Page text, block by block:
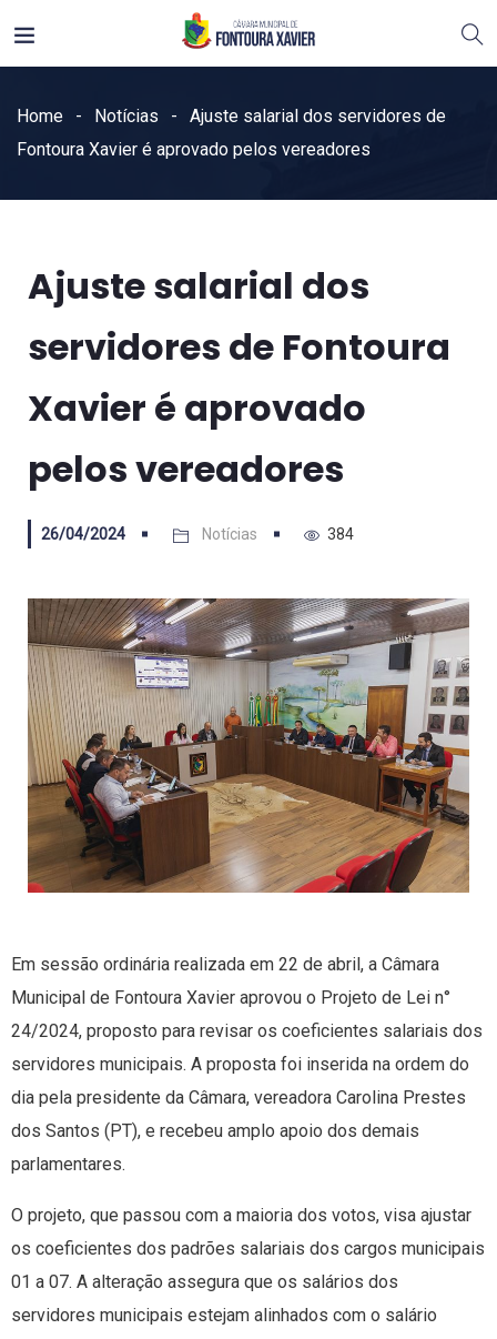
Home Notícias
Ajuste salarial dos servidores de
Fontoura Xavier é aprovado pelos vereadores
Ajuste salarial dos
servidores de Fontoura
Xavier é aprovado
pelos vereadores
26/04/2024 Notícias 384
Em sessão ordinária realizada em 22 de abril, a Câmara
Municipal de Fontoura Xavier aprovou o Projeto de Lei n°
24/2024, proposto para revisar os coeficientes salariais dos
servidores municipais. A proposta foi inserida na ordem do
dia pela presidente da Câmara, vereadora Carolina Prestes
dos Santos (PT), e recebeu amplo apoio dos demais
parlamentares.
O projeto, que passou com a maioria dos votos, visa ajustar
os coeficientes dos padrões salariais dos cargos municipais
01 a 07. A alteração assegura que os salários dos
servidores municipais estejam alinhados com o salário